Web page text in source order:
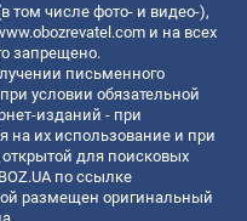
том числе фото- и видео-),
и на всех
запрещено.
письменного
условии обязательной
изданий - при
на их использование и при
для поисковых
по ссылке
размещен оригинальный